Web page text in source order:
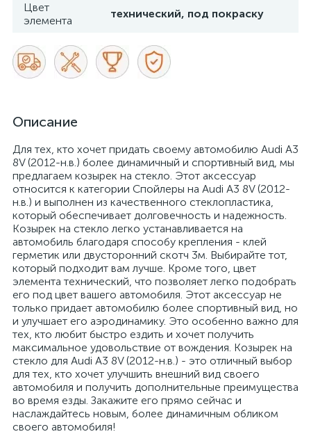
Цвет
элемента
технический, под покраску
Описание
Для тех, кто хочет придать своему автомобилю Audi A3
8V (2012-н.в.) более динамичный и спортивный вид, мы
предлагаем козырек на стекло. Этот аксессуар
относится к категории Спойлеры на Audi A3 8V (2012-
н.в.) и выполнен из качественного стеклопластика,
который обеспечивает долговечность и надежность.
Козырек на стекло легко устанавливается на
автомобиль благодаря способу крепления - клей
герметик или двусторонний скотч 3м. Выбирайте тот,
который подходит вам лучше. Кроме того, цвет
элемента технический, что позволяет легко подобрать
его под цвет вашего автомобиля. Этот аксессуар не
только придает автомобилю более спортивный вид, но
и улучшает его аэродинамику. Это особенно важно для
тех, кто любит быстро ездить и хочет получить
максимальное удовольствие от вождения. Козырек на
стекло для Audi A3 8V (2012-н.в.) - это отличный выбор
для тех, кто хочет улучшить внешний вид своего
автомобиля и получить дополнительные преимущества
во время езды. Закажите его прямо сейчас и
наслаждайтесь новым, более динамичным обликом
своего автомобиля!